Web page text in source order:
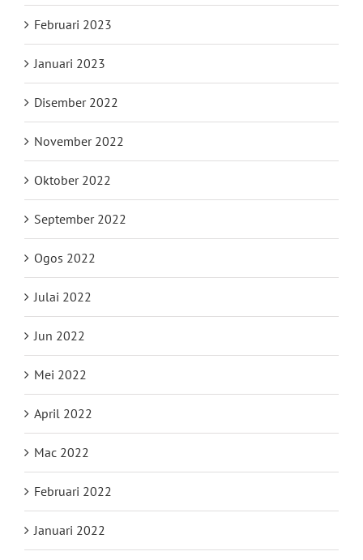
Februari 2023
Januari 2023
Disember 2022
November 2022
Oktober 2022
September 2022
Ogos 2022
Julai 2022
Jun 2022
Mei 2022
April 2022
Mac 2022
Februari 2022
Januari 2022